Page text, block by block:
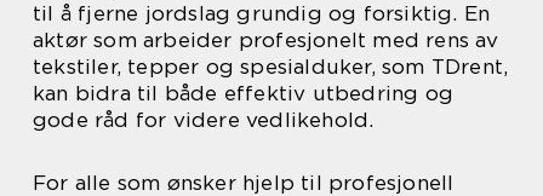
til å fjerne jordslag grundig og forsiktig. En
aktør som arbeider profesjonelt med rens av
tekstiler, tepper og spesialduker, som TDrent,
kan bidra til både effektiv utbedring og
gode råd for videre vedlikehold.
For alle som ønsker hjelp til profesjonell